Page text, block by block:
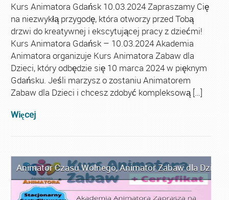
Kurs Animatora Gdańsk 10.03.2024 Zapraszamy Cię
na niezwykłą przygodę, która otworzy przed Tobą
drzwi do kreatywnej i ekscytującej pracy z dziećmi!
Kurs Animatora Gdańsk – 10.03.2024 Akademia
Animatora organizuje Kurs Animatora Zabaw dla
Dzieci, który odbędzie się 10 marca 2024 w pięknym
Gdańsku. Jeśli marzysz o zostaniu Animatorem
Zabaw dla Dzieci i chcesz zdobyć kompleksową […]
Więcej
Animator Czasu Wolnego,Animator Zabaw dla Dzieci